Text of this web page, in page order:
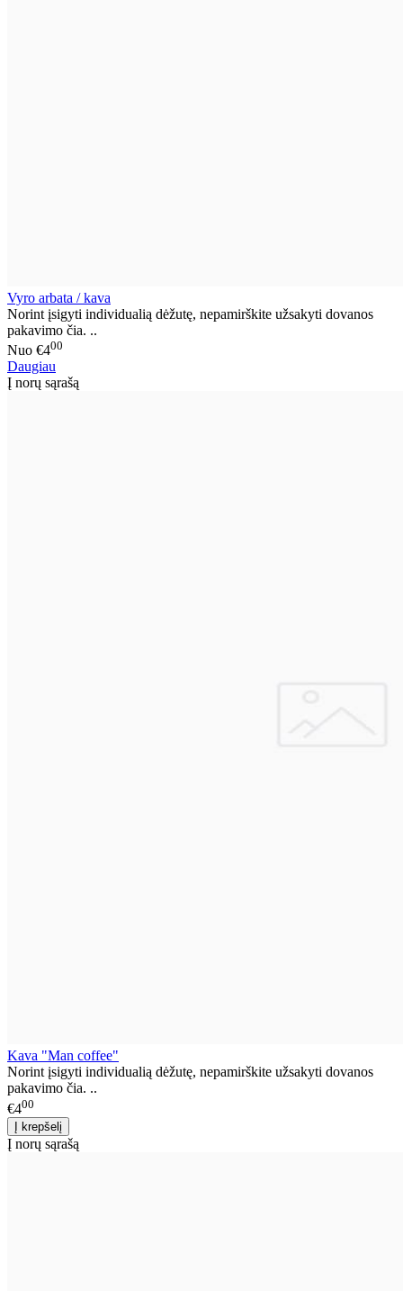
Vyro arbata / kava
Norint įsigyti individualią dėžutę, nepamirškite užsakyti dovanos
pakavimo čia. ..
Nuo €400
Daugiau
Į norų sąrašą
Kava "Man coffee"
Norint įsigyti individualią dėžutę, nepamirškite užsakyti dovanos
pakavimo čia. ..
€400
Į norų sąrašą